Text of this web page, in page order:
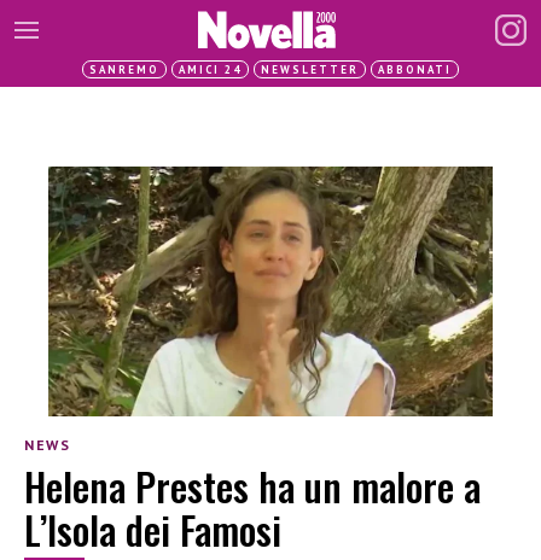
SANREMO AMICI 24 NEWSLETTER ABBONATI
NEWS
Helena Prestes ha un malore a
L’Isola dei Famosi